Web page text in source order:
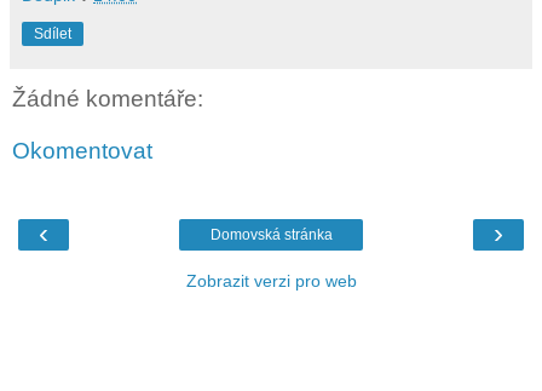
Sdílet
Žádné komentáře:
Okomentovat
‹ ›
Domovská stránka
Zobrazit verzi pro web